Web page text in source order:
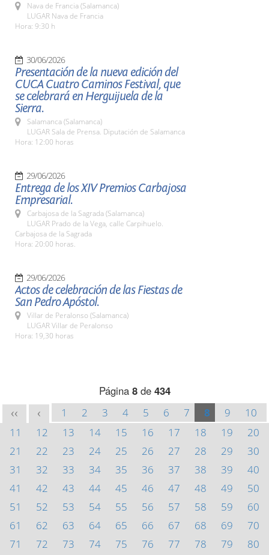
Nava de Francia (Salamanca)
LUGAR Nava de Francia
Hora: 9:30 h
30/06/2026
Presentación de la nueva edición del
CUCA Cuatro Caminos Festival, que
se celebrará en Herguijuela de la
Sierra.
Salamanca (Salamanca)
LUGAR Sala de Prensa. Diputación de Salamanca
Hora: 12:00 horas
29/06/2026
Entrega de los XIV Premios Carbajosa
Empresarial.
Carbajosa de la Sagrada (Salamanca)
LUGAR Prado de la Vega, calle Carpihuelo.
Carbajosa de la Sagrada
Hora: 20:00 horas.
29/06/2026
Actos de celebración de las Fiestas de
San Pedro Apóstol.
Villar de Peralonso (Salamanca)
LUGAR Villar de Peralonso
Hora: 19,30 horas
Página 8de 434
<< < 1 2 3 4 5 6 7 8 9
10
11
12 13 14 15 16 17 18 19
20
21
22 23 24 25 26 27 28 29
30
31
32 33 34 35 36 37 38 39
40
41
42 43 44 45 46 47 48 49
50
51
52 53 54 55 56 57 58 59
60
61
62 63 64 65 66 67 68 69
70
71
72 73 74 75 76 77 78 79
80